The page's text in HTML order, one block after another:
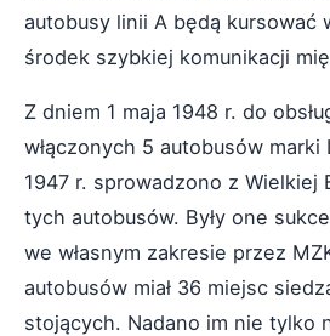
autobusy linii A będą kursować
środek szybkiej komunikacji
Z dniem 1 maja 1948 r. do
włączonych 5 autobusów
1947 r. sprowadzono z Wielkiej
tych autobusów. Były one
we własnym zakresie przez
autobusów miał 36 miejsc
stojących. Nadano im nie tylko